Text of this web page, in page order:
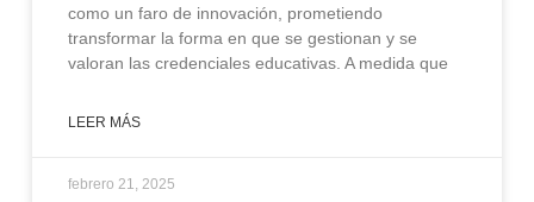
como un faro de innovación, prometiendo
transformar la forma en que se gestionan y se
valoran las credenciales educativas. A medida que
LEER MÁS
febrero 21, 2025